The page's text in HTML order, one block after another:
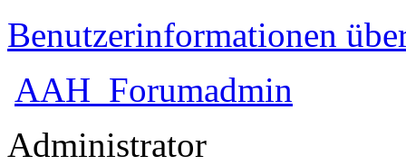
Benutzerinformationen
AAH_Forumadmin
Administrator